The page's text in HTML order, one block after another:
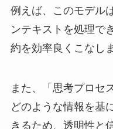
例えば、このモデル
ンテキストを処理で
約を効率良くこなし
また、「思考プロセ
どのような情報を基
きるため、透明性と